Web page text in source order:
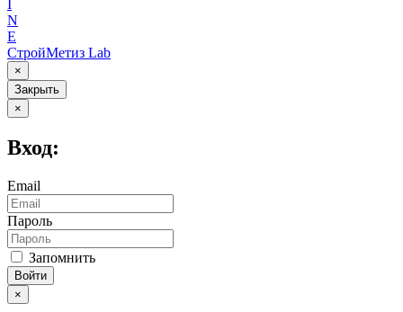
I
N
E
СтройМетиз Lab
×
Закрыть
×
Вход:
Email
Пароль
Запомнить
Войти
×